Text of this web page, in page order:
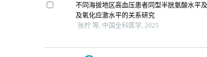
不同海拔地区高血压患者同型半胱氨酸水平
及氧化应激水平的关系研究
张柠 等, 中国全科医学, 2025